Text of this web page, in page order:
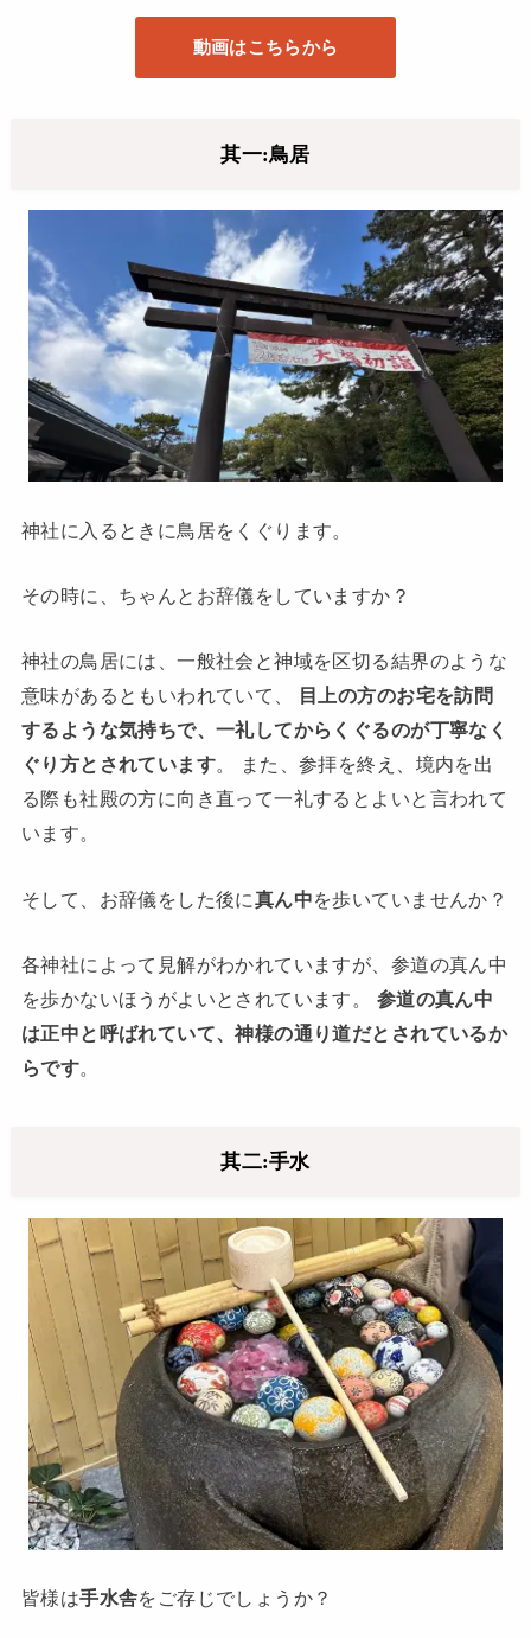
動画はこちらから
其一:鳥居
神社に入るときに鳥居をくぐります。
その時に、ちゃんとお辞儀をしていますか？
神社の鳥居には、一般社会と神域を区切る結界のような
意味があるともいわれていて、
目上の方のお宅を訪問
するような気持ちで、一礼してからくぐるのが丁寧なく
ぐり方とされています。 また、参拝を終え、境内を出
る際も社殿の方に向き直って一礼するとよいと言われて
います。
そして、お辞儀をした後に真ん中を歩いていませんか？
各神社によって見解がわかれていますが、参道の真ん中
を歩かないほうがよいとされています。 参道の真ん中
は正中と呼ばれていて、神様の通り道だとされているか
らです。
其二:手水
皆様は手水舎をご存じでしょうか？